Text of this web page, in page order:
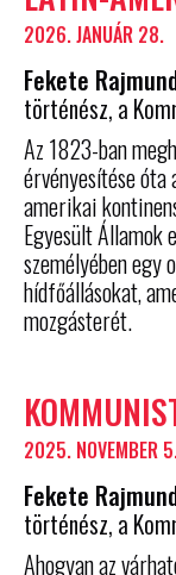
2026. JANUÁR 28.
Fekete
történész, a
Az 1823-ban
érvényesítése óta
amerikai
Egyesült Államok
személyében egy
hídfőállásokat,
mozgásterét.
2025. NOVEMBER
Fekete
történész, a
Ahogyan az